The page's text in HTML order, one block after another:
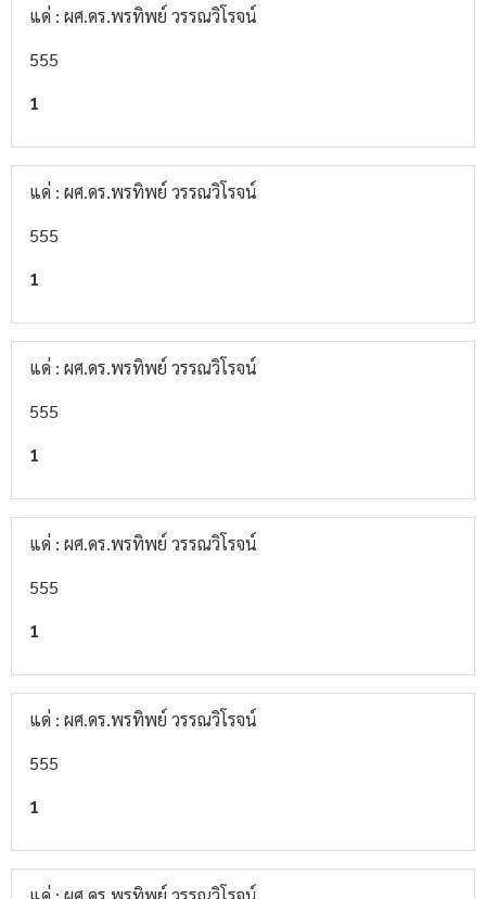
แด่ : ผศ.ดร.พรทิพย์ วรรณวิโรจน์
555
1
แด่ : ผศ.ดร.พรทิพย์ วรรณวิโรจน์
555
1
แด่ : ผศ.ดร.พรทิพย์ วรรณวิโรจน์
555
1
แด่ : ผศ.ดร.พรทิพย์ วรรณวิโรจน์
555
1
แด่ : ผศ.ดร.พรทิพย์ วรรณวิโรจน์
555
1